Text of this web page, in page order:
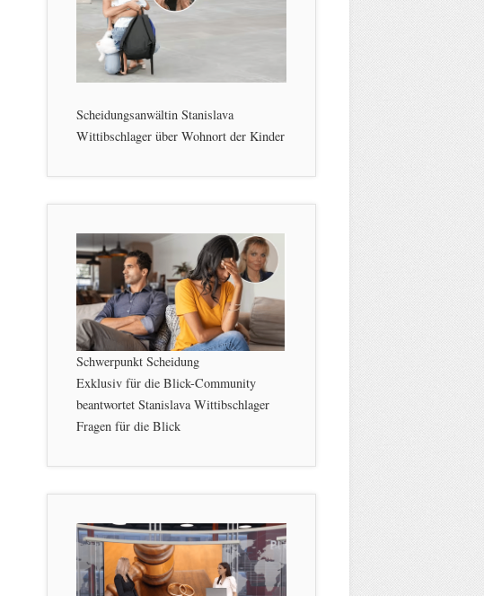
Scheidungsanwältin Stanislava
Wittibschlager über Wohnort der Kinder
Schwerpunkt Scheidung
Exklusiv für die Blick-Community
beantwortet Stanislava Wittibschlager
Fragen für die Blick